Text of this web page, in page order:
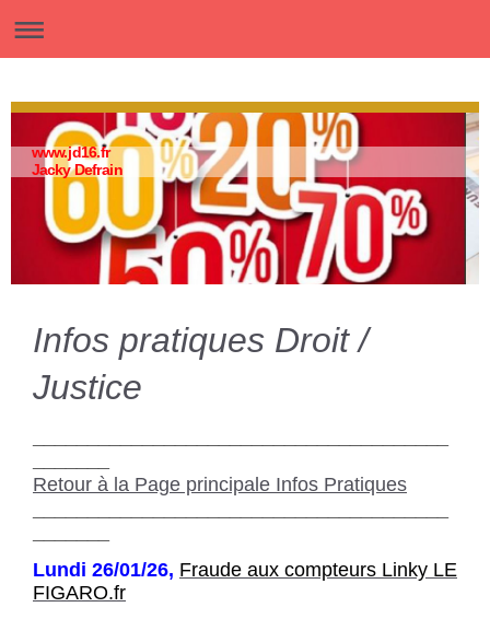
www.jd16.fr
Jacky Defrain
Infos pratiques Droit /
Justice
Retour à la Page principale Infos Pratiques
Lundi 26/01/26, Fraude aux compteurs Linky LE
FIGARO.fr